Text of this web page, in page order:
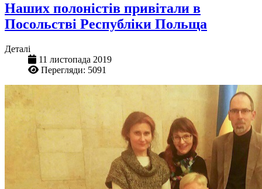
Наших полоністів привітали в
Посольстві Республіки Польща
Деталі
11 листопада 2019
Перегляди: 5091